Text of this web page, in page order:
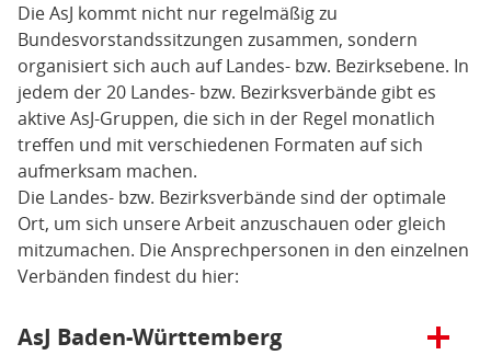
Die AsJ kommt nicht nur regelmäßig zu
Bundesvorstandssitzungen zusammen, sondern
organisiert sich auch auf Landes- bzw. Bezirksebene. In
jedem der 20 Landes- bzw. Bezirksverbände gibt es
aktive AsJ-Gruppen, die sich in der Regel monatlich
treffen und mit verschiedenen Formaten auf sich
aufmerksam machen.
Die Landes- bzw. Bezirksverbände sind der optimale
Ort, um sich unsere Arbeit anzuschauen oder gleich
mitzumachen. Die Ansprechpersonen in den einzelnen
Verbänden findest du hier:
Öffnen/Schließen:
AsJ Baden-Württemberg